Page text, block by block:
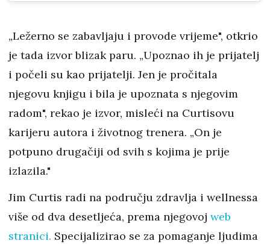
„Ležerno se zabavljaju i provode vrijeme", otkrio
je tada izvor blizak paru. „Upoznao ih je prijatelj
i počeli su kao prijatelji. Jen je pročitala
njegovu knjigu i bila je upoznata s njegovim
radom", rekao je izvor, misleći na Curtisovu
karijeru autora i životnog trenera. „On je
potpuno drugačiji od svih s kojima je prije
izlazila."
Jim Curtis radi na području zdravlja i wellnessa
više od dva desetljeća, prema njegovoj web
stranici. Specijalizirao se za pomaganje ljudima